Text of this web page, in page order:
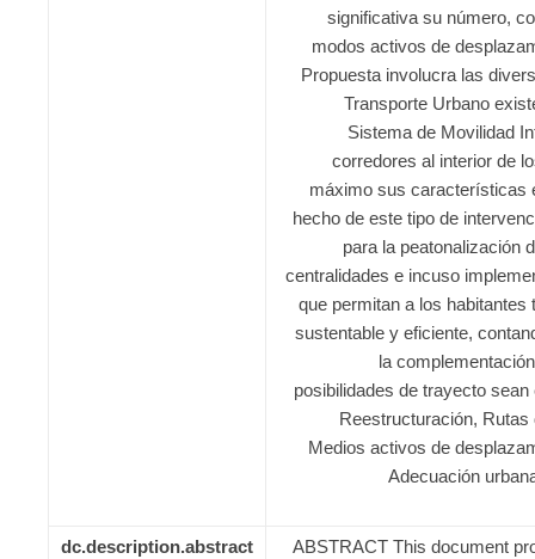
significativa su número,
modos activos de
Propuesta involucra las
Transporte Urbano
Sistema de Movilidad
corredores al interior de
máximo sus características
hecho de este tipo de
para la peatonalización
centralidades e incuso
que permitan a los
sustentable y eficiente,
la
posibilidades de trayecto
Reestructuración,
Medios activos de
Adecuación
dc.description.abstract
ABSTRACT This document